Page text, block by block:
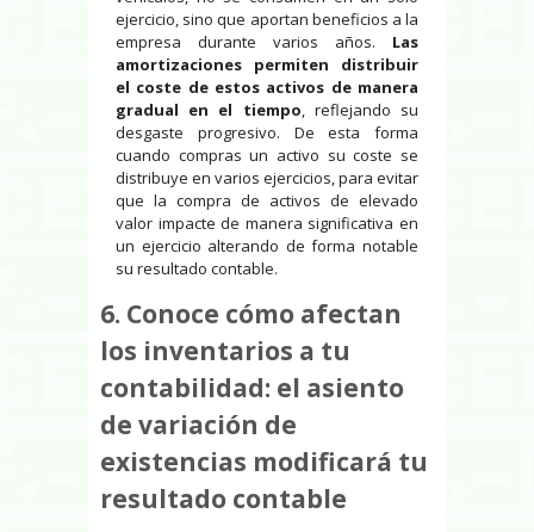
ejercicio, sino que aportan beneficios a la
empresa durante varios años. Las
amortizaciones permiten distribuir
el coste de estos activos de manera
gradual en el tiempo, reflejando su
desgaste progresivo. De esta forma
cuando compras un activo su coste se
distribuye en varios ejercicios, para evitar
que la compra de activos de elevado
valor impacte de manera significativa en
un ejercicio alterando de forma notable
su resultado contable.
6. Conoce cómo afectan
los inventarios a tu
contabilidad: el asiento
de variación de
existencias modificará tu
resultado contable